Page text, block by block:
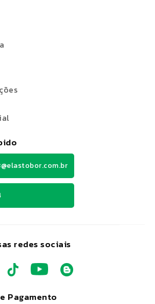
redes sociais
Pagamento